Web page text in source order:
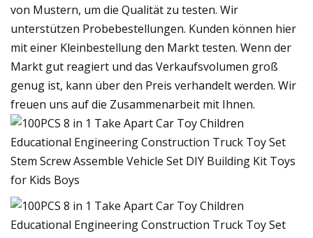
von Mustern, um die Qualität zu testen. Wir
unterstützen Probebestellungen. Kunden können hier
mit einer Kleinbestellung den Markt testen. Wenn der
Markt gut reagiert und das Verkaufsvolumen groß
genug ist, kann über den Preis verhandelt werden. Wir
freuen uns auf die Zusammenarbeit mit Ihnen.